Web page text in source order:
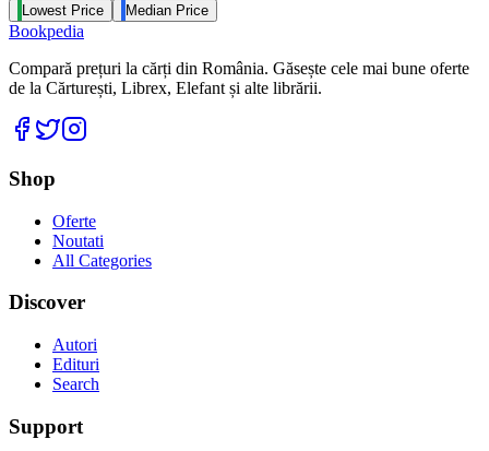
Lowest Price Median Price
Bookpedia
Compară prețuri la cărți din România. Găsește cele mai bune oferte
de la Cărturești, Librex, Elefant și alte librării.
Facebook
Twitter
Shop
Oferte
Noutati
All Categories
Discover
Autori
Edituri
Search
Support